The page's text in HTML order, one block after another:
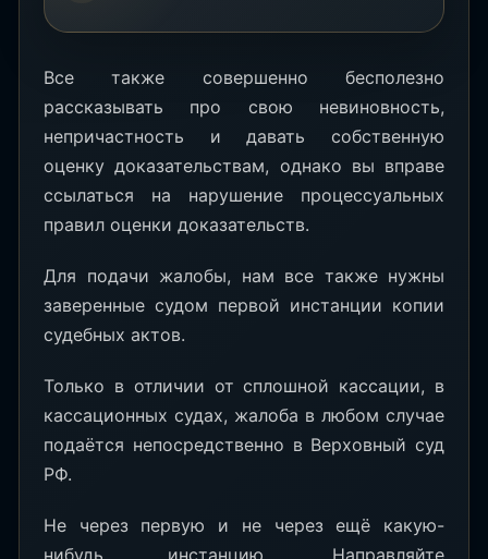
Все также совершенно бесполезно
рассказывать про свою невиновность,
непричастность и давать собственную
оценку доказательствам, однако вы вправе
ссылаться на нарушение процессуальных
правил оценки доказательств.
Для подачи жалобы, нам все также нужны
заверенные судом первой инстанции копии
судебных актов.
Только в отличии от сплошной кассации, в
кассационных судах, жалоба в любом случае
подаётся непосредственно в Верховный суд
РФ.
Не через первую и не через ещё какую-
нибудь инстанцию. Направляйте